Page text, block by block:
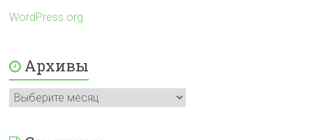
WordPress.org
Архивы
Архивы